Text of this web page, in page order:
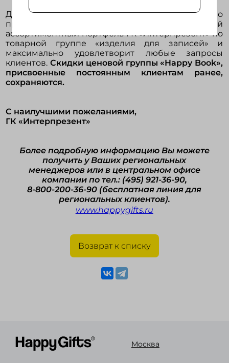
Данная классификация позволит наиболее полно
представить оптимально подобранный
ассортиментный портфель ГК «Интерпрезент» по
товарной группе «изделия для записей» и
максимально удовлетворит любые запросы
клиентов.Скидки ценовой группы «Happy Book»,
присвоенные постоянным клиентам ранее,
сохраняются.
С наилучшими пожеланиями,
ГК «Интерпрезент»
Более подробную информацию Вы можете
получить у Ваших региональных
менеджеров или в центральном офисе
компании по тел.: (495) 921-36-90,
8-800-200-36-90 (бесплатная линия для
региональных клиентов).
www.happygifts.ru
Возврат к списку
Москва